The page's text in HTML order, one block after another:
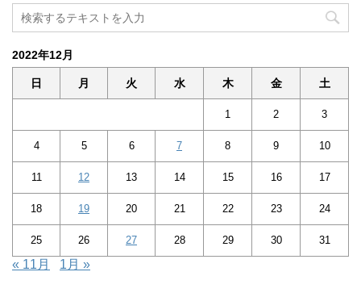
2022年12月
日 月 火 水 木 金 土
1 2 3
4 5 6 7 8 9 10
11 12 13 14 15 16 17
18 19 20 21 22 23 24
25 26 27 28 29 30 31
« 11月 1月 »